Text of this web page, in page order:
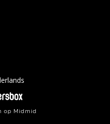
op Midmid